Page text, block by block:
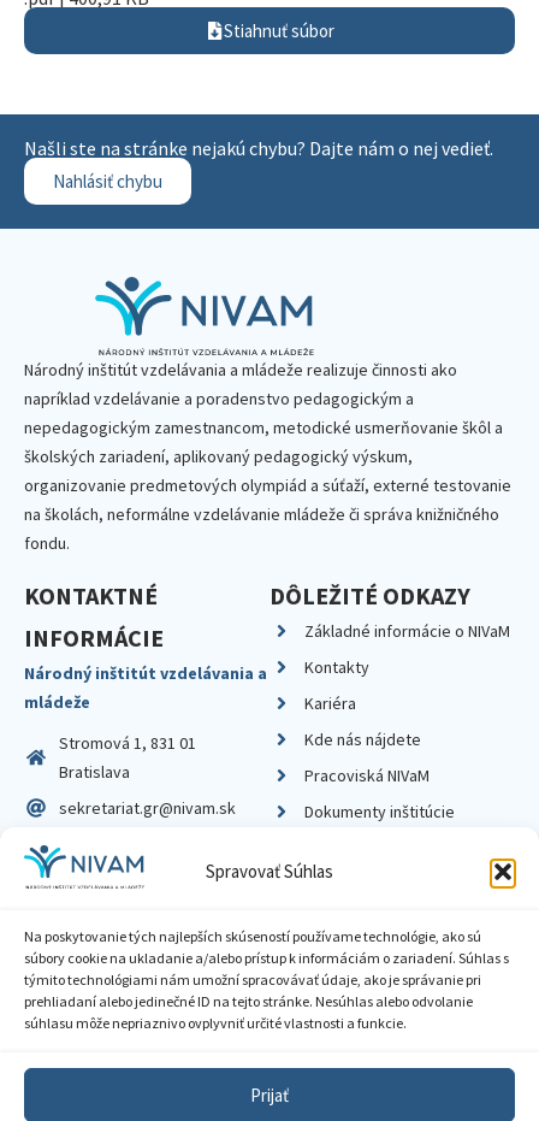
Spravovať Súhlas
Na poskytovanie tých najlepších skúseností používame technológie, ako sú
súbory cookie na ukladanie a/alebo prístup k informáciám o zariadení. Súhlas s
týmito technológiami nám umožní spracovávať údaje, ako je správanie pri
prehliadaní alebo jedinečné ID na tejto stránke. Nesúhlas alebo odvolanie
súhlasu môže nepriaznivo ovplyvniť určité vlastnosti a funkcie.
Prijať
Stiahnuť súbor
Našli ste na stránke nejakú chybu? Dajte nám o nej vedieť.
Nahlásiť chybu
Národný inštitút vzdelávania a mládeže realizuje činnosti ako
napríklad vzdelávanie a poradenstvo pedagogickým a
nepedagogickým zamestnancom, metodické usmerňovanie škôl a
školských zariadení, aplikovaný pedagogický výskum,
organizovanie predmetových olympiád a súťaží, externé testovanie
na školách, neformálne vzdelávanie mládeže či správa knižničného
fondu.
KONTAKTNÉ
INFORMÁCIE
Národný inštitút vzdelávania a
mládeže
Stromová 1, 831 01
Bratislava
sekretariat.gr@nivam.sk
IČO: 00164348
DIČ: 2020798714
DÔLEŽITÉ ODKAZY
Základné informácie o NIVaM
Kontakty
Kariéra
Kde nás nájdete
Pracoviská NIVaM
Dokumenty inštitúcie
Zásady ochrany súkromia
Sprístupnenie informácií